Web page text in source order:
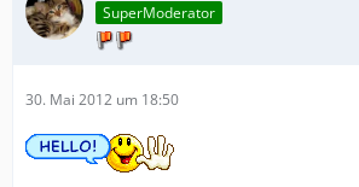
SuperModerator
30. Mai 2012 um 18:50